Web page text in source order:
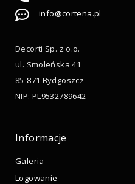
info@cortena.pl
Decorti Sp. z o.o.
ul. Smoleńska 41
85-871 Bydgoszcz
NIP: PL9532789642
Informacje
Galeria
Logowanie